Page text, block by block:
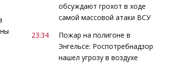
обсуждают грохот в ходе
самой массовой атаки ВСУ
23:34
Пожар на полигоне в
Энгельсе: Роспотребнадзор
нашел угрозу в воздухе